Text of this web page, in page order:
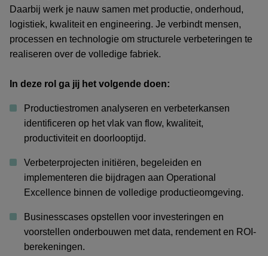
Daarbij werk je nauw samen met productie, onderhoud,
logistiek, kwaliteit en engineering. Je verbindt mensen,
processen en technologie om structurele verbeteringen te
realiseren over de volledige fabriek.
In deze rol ga jij het volgende doen:
Productiestromen analyseren en verbeterkansen
identificeren op het vlak van flow, kwaliteit,
productiviteit en doorlooptijd.
Verbeterprojecten initiëren, begeleiden en
implementeren die bijdragen aan Operational
Excellence binnen de volledige productieomgeving.
Businesscases opstellen voor investeringen en
voorstellen onderbouwen met data, rendement en ROI-
berekeningen.